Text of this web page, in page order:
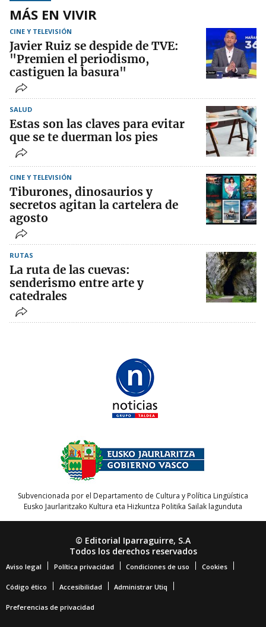
MÁS EN VIVIR
CINE Y TELEVISIÓN
Javier Ruiz se despide de TVE:
"Premien el periodismo,
castiguen la basura"
SALUD
Estas son las claves para evitar
que se te duerman los pies
CINE Y TELEVISIÓN
Tiburones, dinosaurios y
secretos agitan la cartelera de
agosto
RUTAS
La ruta de las cuevas:
senderismo entre arte y
catedrales
Subvencionada por el Departamento de Cultura y Política Lingüística
Eusko Jaurlaritzako Kultura eta Hizkuntza Politika Sailak lagunduta
© Editorial Iparraguirre, S.A
Todos los derechos reservados
Aviso legal Política privacidad Condiciones de uso Cookies
Código ético Accesibilidad Administrar Utiq
Preferencias de privacidad